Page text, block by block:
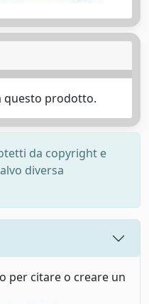
questo prodotto.
da copyright e
diversa
per citare o creare un